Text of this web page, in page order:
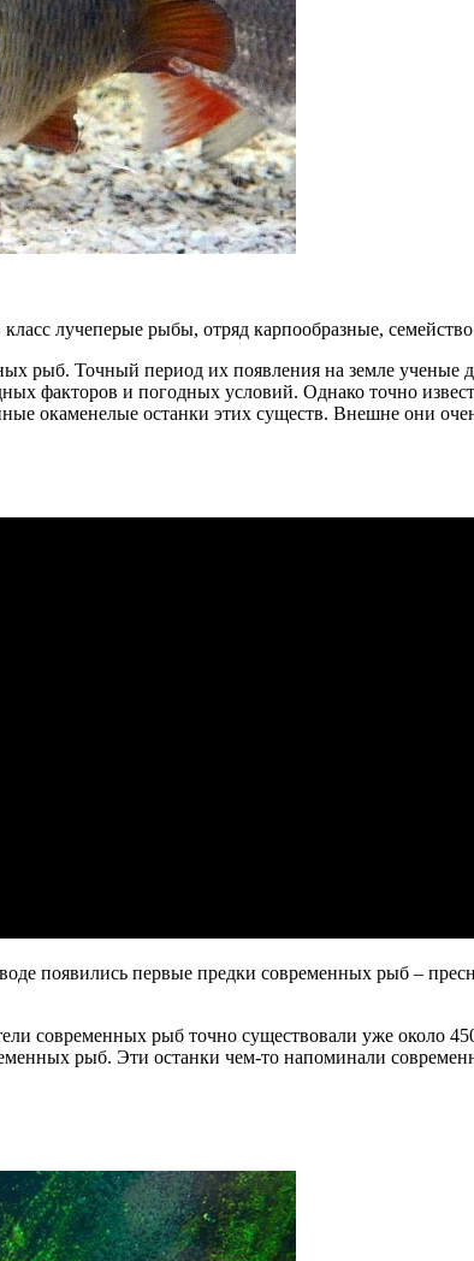
лучеперые рыбы, отряд карпообразные,
рыб. Точный период их появления на земле ученые
факторов и погодных условий. Однако точно
окаменелые останки этих существ. Внешне они
появились первые предки современных рыб –
современных рыб точно существовали уже около
рыб. Эти останки чем-то напоминали